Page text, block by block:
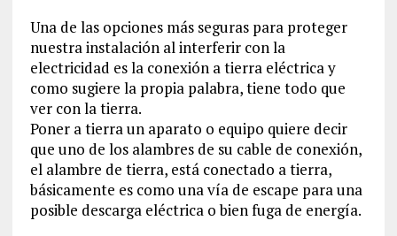
Una de las opciones más seguras para proteger
nuestra instalación al interferir con la
electricidad es la conexión a tierra eléctrica y
como sugiere la propia palabra, tiene todo que
ver con la tierra.
Poner a tierra un aparato o equipo quiere decir
que uno de los alambres de su cable de conexión,
el alambre de tierra, está conectado a tierra,
básicamente es como una vía de escape para una
posible descarga eléctrica o bien fuga de energía.